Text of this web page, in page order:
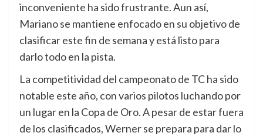
inconveniente ha sido frustrante. Aun así,
Mariano se mantiene enfocado en su objetivo de
clasificar este fin de semana y está listo para
darlo todo en la pista.
La competitividad del campeonato de TC ha sido
notable este año, con varios pilotos luchando por
un lugar en la Copa de Oro. A pesar de estar fuera
de los clasificados, Werner se prepara para dar lo